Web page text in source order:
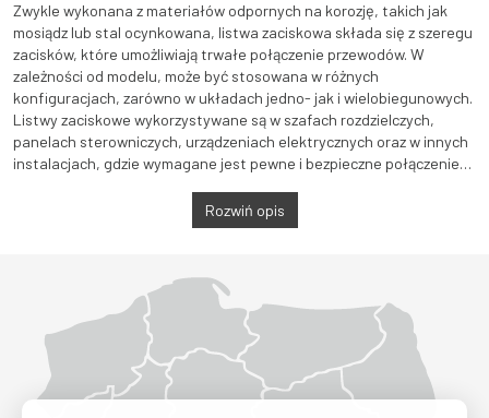
Zwykle wykonana z materiałów odpornych na korozję, takich jak
mosiądz lub stal ocynkowana, listwa zaciskowa składa się z szeregu
zacisków, które umożliwiają trwałe połączenie przewodów. W
zależności od modelu, może być stosowana w różnych
konfiguracjach, zarówno w układach jedno- jak i wielobiegunowych.
Listwy zaciskowe wykorzystywane są w szafach rozdzielczych,
panelach sterowniczych, urządzeniach elektrycznych oraz w innych
instalacjach, gdzie wymagane jest pewne i bezpieczne połączenie
konserwację i rozbudowę instalacji.
Rozwiń opis